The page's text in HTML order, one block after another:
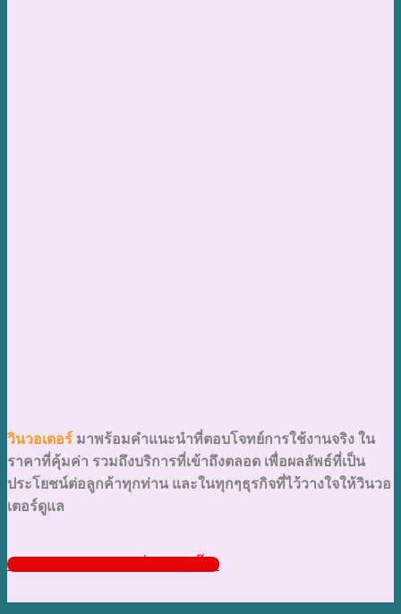
วินวอเตอร์ มาพร้อมคำแนะนำที่ตอบโจทย์การใช้งานจริง ใน
ราคาที่คุ้มค่า รวมถึงบริการที่เข้าถึงตลอด เพื่อผลลัพธ์ที่เป็น
ประโยชน์ต่อลูกค้าทุกท่าน และในทุกๆธุรกิจที่ไว้วางใจให้วินวอ
เตอร์ดูแล
สอบถามรายละเอียดเพิ่มเติม คลิ๊ก !